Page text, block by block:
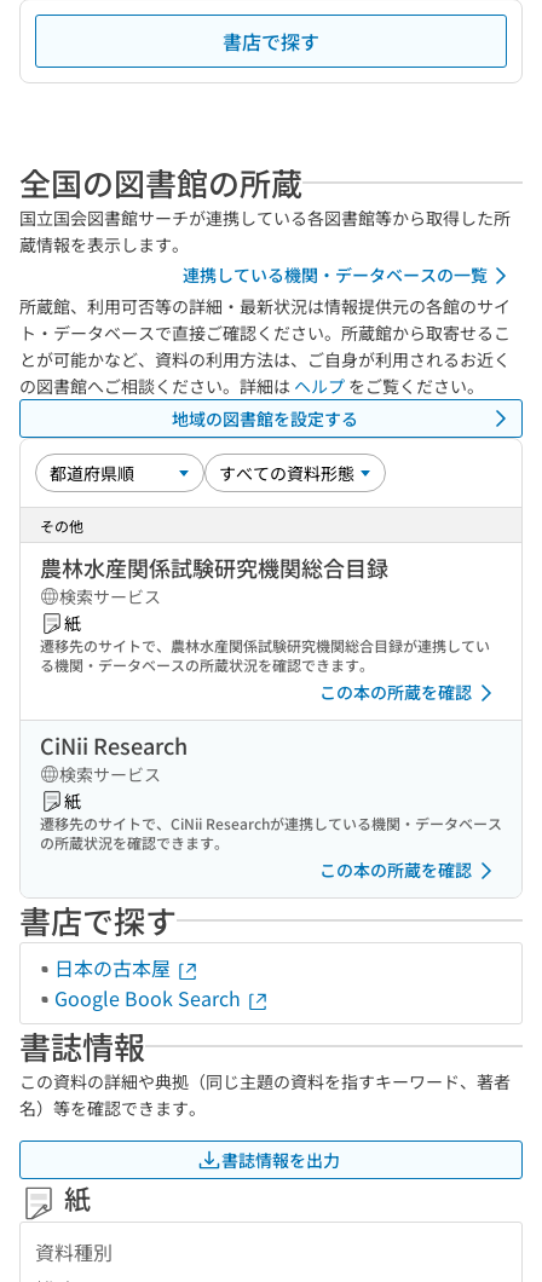
書店で探す
全国の図書館の所蔵
国立国会図書館サーチが連携している各図書館等から取得した所
蔵情報を表示します。
連携している機関・データベースの一覧
所蔵館、利用可否等の詳細・最新状況は情報提供元の各館のサイ
ト・データベースで直接ご確認ください。所蔵館から取寄せるこ
とが可能かなど、資料の利用方法は、ご自身が利用されるお近く
の図書館へご相談ください。詳細は ヘルプ をご覧ください。
地域の図書館を設定する
その他
農林水産関係試験研究機関総合目録
検索サービス
紙
遷移先のサイトで、農林水産関係試験研究機関総合目録が連携してい
る機関・データベースの所蔵状況を確認できます。
この本の所蔵を確認
CiNii Research
検索サービス
紙
遷移先のサイトで、CiNii Researchが連携している機関・データベース
の所蔵状況を確認できます。
この本の所蔵を確認
書店で探す
日本の古本屋
Google Book Search
書誌情報
この資料の詳細や典拠（同じ主題の資料を指すキーワード、著者
名）等を確認できます。
書誌情報を出力
紙
資料種別